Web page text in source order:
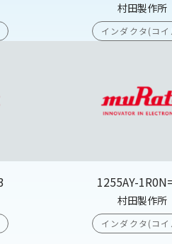
村田製作所
インダクタ(コイ
1255AY-
村田製作所
インダクタ(コイ